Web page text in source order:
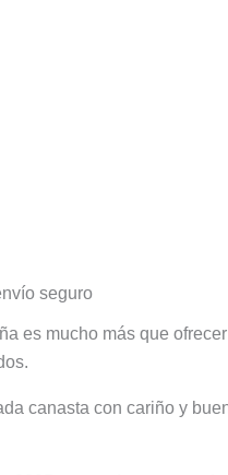
seguro
es mucho más que
canasta con cariño y